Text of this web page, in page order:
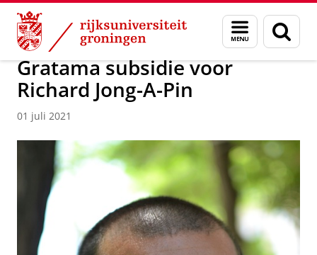
Skip
Content
Skip
Navigation
Menu
en
zoeken
Over ons News / FEB
Gratama subsidie voor
Richard Jong-A-Pin
01 juli 2021